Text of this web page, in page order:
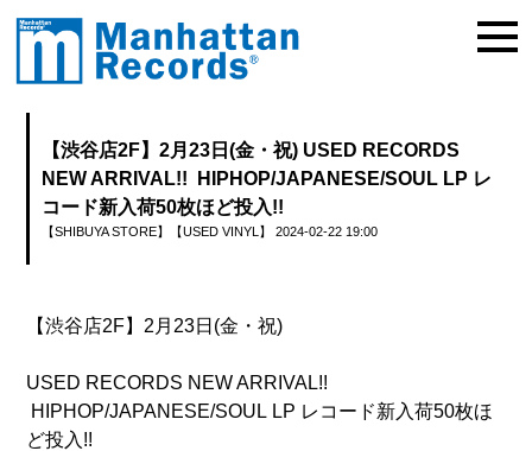
【渋谷店2F】2月23日(金・祝) USED RECORDS
NEW ARRIVAL!! HIPHOP/JAPANESE/SOUL LP レ
コード新入荷50枚ほど投入!!
【SHIBUYA STORE】 【USED VINYL】 2024-02-22 19:00
【渋谷店2F】2月23日(金・祝)
USED RECORDS NEW ARRIVAL!!
HIPHOP/JAPANESE/SOUL LP レコード新入荷50枚ほ
ど投入!!